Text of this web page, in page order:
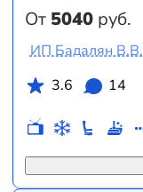
От 5040 руб.
ИП Бадалян В.В.
3.6
14